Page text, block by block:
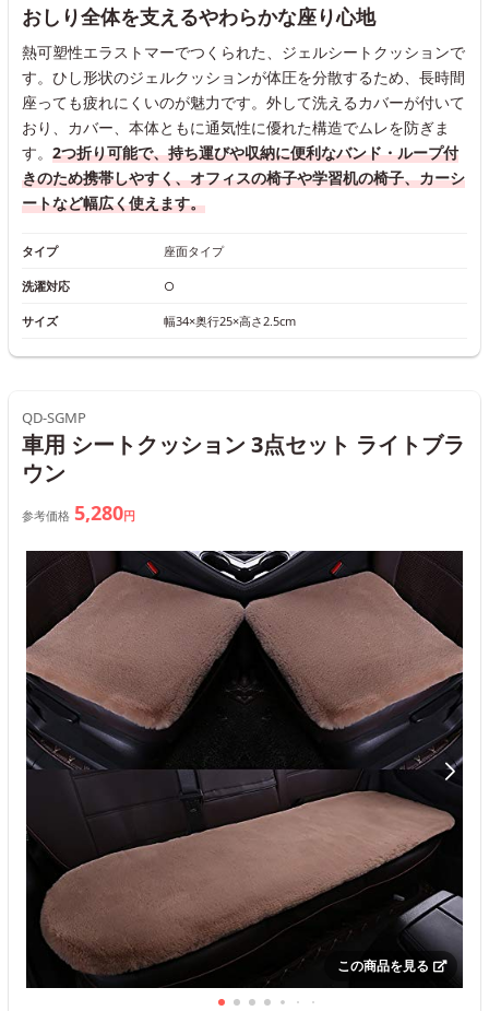
おしり全体を支えるやわらかな座り心地
熱可塑性エラストマーでつくられた、ジェルシートクッションで
す。ひし形状のジェルクッションが体圧を分散するため、長時間
座っても疲れにくいのが魅力です。外して洗えるカバーが付いて
おり、カバー、本体ともに通気性に優れた構造でムレを防ぎま
す。 2つ折り可能で、持ち運びや収納に便利なバンド・ループ付
きのため携帯しやすく、オフィスの椅子や学習机の椅子、カーシ
ートなど幅広く使えます。
タイプ 座面タイプ
洗濯対応 ○
サイズ 幅34×奥行25×高さ2.5cm
QD-SGMP
車用 シートクッション 3点セット ライトブラ
ウン
参考価格 5,280円
この商品を見る